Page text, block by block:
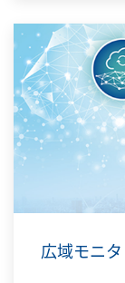
広域モニ